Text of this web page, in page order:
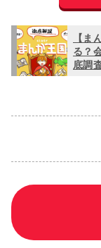
【ま
る？
底調